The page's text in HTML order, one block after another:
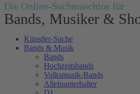
Die Online-Suchmaschine für
Bands, Musiker &
Künstler-Suche
Bands & Musik
Bands
Hochzeitsbands
Volksmusik-Bands
Alleinunterhalter